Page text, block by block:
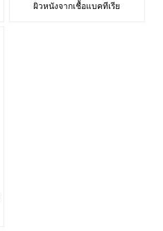
ผิวหนังจากเชื้อแบคทีเรีย